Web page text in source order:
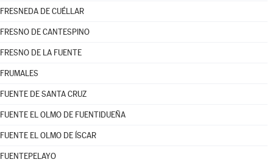
FRESNEDA DE CUÉLLAR
FRESNO DE CANTESPINO
FRESNO DE LA FUENTE
FRUMALES
FUENTE DE SANTA CRUZ
FUENTE EL OLMO DE FUENTIDUEÑA
FUENTE EL OLMO DE ÍSCAR
FUENTEPELAYO